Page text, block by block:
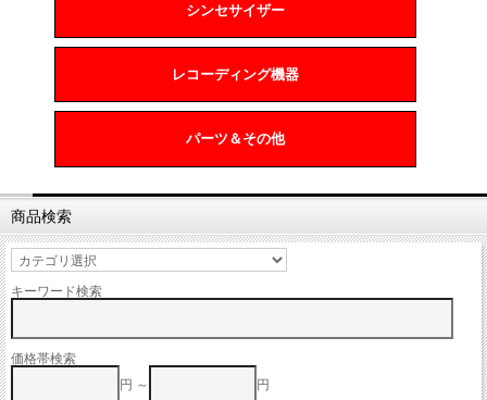
シンセサイザー
レコーディング機器
パーツ＆その他
商品検索
キーワード検索
価格帯検索
円 ～
円